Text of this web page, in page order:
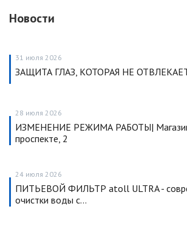
Новости
31 июля 2026
ЗАЩИТА ГЛАЗ, КОТОРАЯ НЕ
28 июля 2026
ИЗМЕНЕНИЕ РЕЖИМА РАБОТЫ|
проспекте, 2
24 июля 2026
ПИТЬЕВОЙ ФИЛЬТР atoll ULTRA -
очистки воды с…